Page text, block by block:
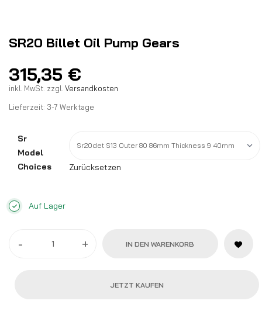
SR20 Billet Oil Pump Gears
315,35 €
inkl. MwSt. zzgl. Versandkosten
Lieferzeit: 3-7 Werktage
Sr
Model
Choices
Zurücksetzen
Auf Lager
- + IN DEN WARENKORB
JETZT KAUFEN